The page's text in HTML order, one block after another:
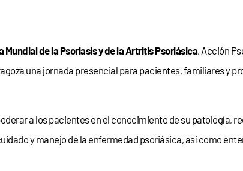
Mundial de la Psoriasis y de la Artritis Psoriásica, Acción
una jornada presencial para pacientes, familiares y
a los pacientes en el conocimiento de su patología,
y manejo de la enfermedad psoriásica, así como